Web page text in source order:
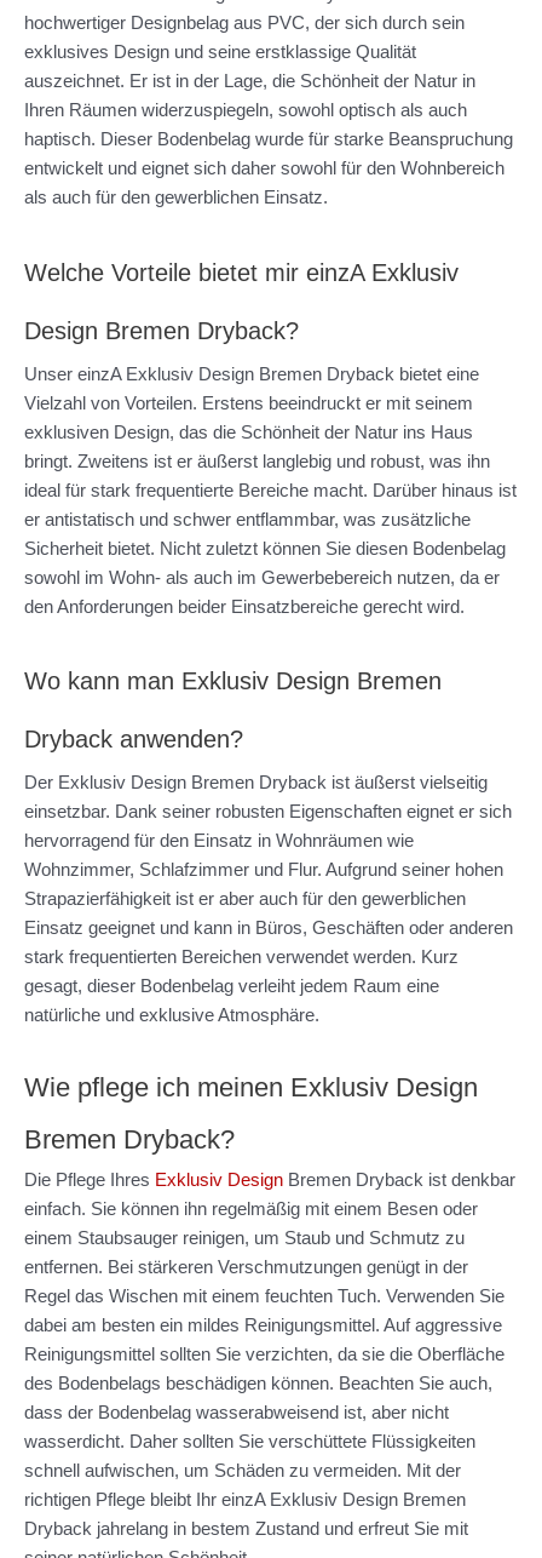
hochwertiger Designbelag aus PVC, der sich durch sein
exklusives Design und seine erstklassige Qualität
auszeichnet. Er ist in der Lage, die Schönheit der Natur in
Ihren Räumen widerzuspiegeln, sowohl optisch als auch
haptisch. Dieser Bodenbelag wurde für starke Beanspruchung
entwickelt und eignet sich daher sowohl für den Wohnbereich
als auch für den gewerblichen Einsatz.
Welche Vorteile bietet mir einzA Exklusiv
Design Bremen Dryback?
Unser einzA Exklusiv Design Bremen Dryback bietet eine
Vielzahl von Vorteilen. Erstens beeindruckt er mit seinem
exklusiven Design, das die Schönheit der Natur ins Haus
bringt. Zweitens ist er äußerst langlebig und robust, was ihn
ideal für stark frequentierte Bereiche macht. Darüber hinaus ist
er antistatisch und schwer entflammbar, was zusätzliche
Sicherheit bietet. Nicht zuletzt können Sie diesen Bodenbelag
sowohl im Wohn- als auch im Gewerbebereich nutzen, da er
den Anforderungen beider Einsatzbereiche gerecht wird.
Wo kann man Exklusiv Design Bremen
Dryback anwenden?
Der Exklusiv Design Bremen Dryback ist äußerst vielseitig
einsetzbar. Dank seiner robusten Eigenschaften eignet er sich
hervorragend für den Einsatz in Wohnräumen wie
Wohnzimmer, Schlafzimmer und Flur. Aufgrund seiner hohen
Strapazierfähigkeit ist er aber auch für den gewerblichen
Einsatz geeignet und kann in Büros, Geschäften oder anderen
stark frequentierten Bereichen verwendet werden. Kurz
gesagt, dieser Bodenbelag verleiht jedem Raum eine
natürliche und exklusive Atmosphäre.
Wie pflege ich meinen Exklusiv Design
Bremen Dryback?
Die Pflege Ihres Exklusiv Design Bremen Dryback ist denkbar
einfach. Sie können ihn regelmäßig mit einem Besen oder
einem Staubsauger reinigen, um Staub und Schmutz zu
entfernen. Bei stärkeren Verschmutzungen genügt in der
Regel das Wischen mit einem feuchten Tuch. Verwenden Sie
dabei am besten ein mildes Reinigungsmittel. Auf aggressive
Reinigungsmittel sollten Sie verzichten, da sie die Oberfläche
des Bodenbelags beschädigen können. Beachten Sie auch,
dass der Bodenbelag wasserabweisend ist, aber nicht
wasserdicht. Daher sollten Sie verschüttete Flüssigkeiten
schnell aufwischen, um Schäden zu vermeiden. Mit der
richtigen Pflege bleibt Ihr einzA Exklusiv Design Bremen
Dryback jahrelang in bestem Zustand und erfreut Sie mit